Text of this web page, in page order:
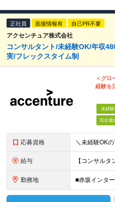
正社員 面接情報有 自己PR不要
アクセンチュア株式会社
コンサルタント/未経験OK/年収
実/フレックスタイム制
＜グロ
経験を
未経験
完全週
応募資格
給与
勤務地